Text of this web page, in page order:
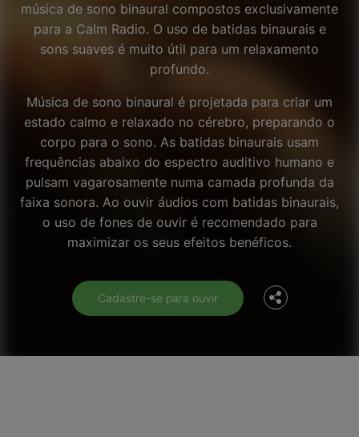
música de sono binaural compostos exclusivamente
para a Calm Radio. O uso de batidas binaurais e
sons suaves é muito útil para um relaxamento
profundo.
Música de sono binaural é projetada para criar um
estado calmo e relaxado no cérebro, preparando o
corpo para o sono. As batidas binaurais usam
frequências abaixo do espectro auditivo humano e
pulsam vagarosamente numa camada profunda da
faixa sonora. Ao ouvir áudios com batidas binaurais,
o uso de fones de ouvir é recomendado para
maximizar os seus efeitos benéficos.
Cadastre-se para ouvir
Facebook
Twitter